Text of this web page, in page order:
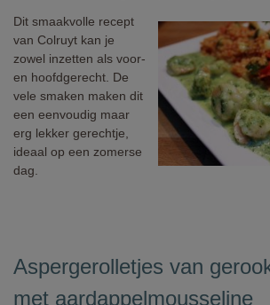
Dit smaakvolle recept
van Colruyt kan je
zowel inzetten als voor-
en hoofdgerecht. De
vele smaken maken dit
een eenvoudig maar
erg lekker gerechtje,
ideaal op een zomerse
dag.
Aspergerolletjes van
met aardappelmousseline